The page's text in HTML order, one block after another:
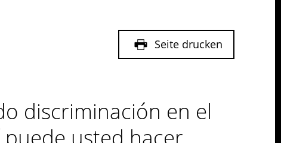
Pусский
Tiếng Việt
فارسی
Seite drucken
discriminación en el
usted hacer